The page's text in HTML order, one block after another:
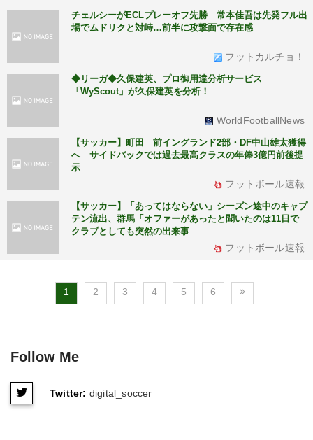
チェルシーがECLプレーオフ先勝 常本佳吾は先発フル出
場でムドリクと対峙…前半に攻撃面で存在感
フットカルチョ！
◆リーガ◆久保建英、プロ御用達分析サービス
「WyScout」が久保建英を分析！
WorldFootballNews
【サッカー】町田 前イングランド2部・DF中山雄太獲得
へ サイドバックでは過去最高クラスの年俸3億円前後提
示
フットボール速報
【サッカー】「あってはならない」シーズン途中のキャプ
テン流出、群馬「オファーがあったと聞いたのは11日で
クラブとしても突然の出来事
フットボール速報
1 2 3 4 5 6
Follow Me
Twitter: digital_soccer